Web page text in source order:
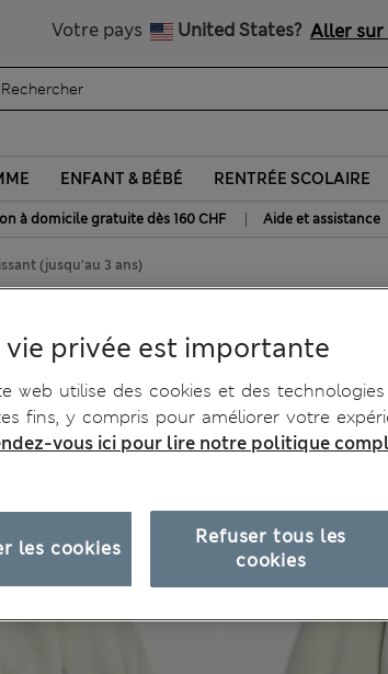
Votre pays United States? Aller sur
ENFANT & BÉBÉ RENTRÉE SCOLAIRE
à domicile gratuite dès 160 CHF | Aide et assistance
(jusqu’au 3 ans)
(jusqu’au 3
vie privée est importante
web utilise des cookies et des technologies
fins, y compris pour améliorer votre
vous ici pour lire notre politique
Refuser tous les
cookies
les cookies